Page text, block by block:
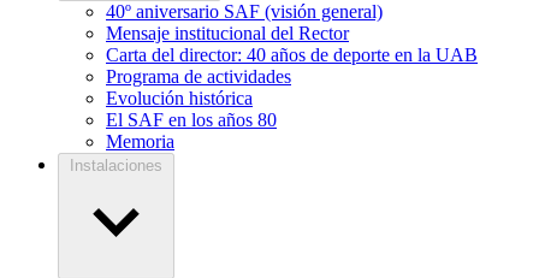
40º aniversario SAF (visión general)
Mensaje institucional del Rector
Carta del director: 40 años de deporte en la UAB
Programa de actividades
Evolución histórica
El SAF en los años 80
Memoria
Instalaciones